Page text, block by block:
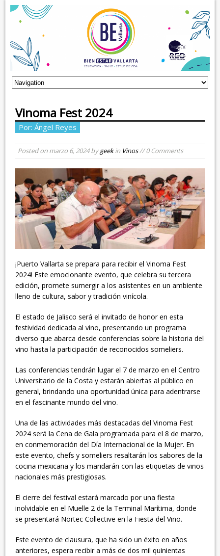
Vinoma Fest 2024
Por: Ángel Reyes
Posted on marzo 6, 2024bygeekin Vinos// 0 Comments
¡Puerto Vallarta se prepara para recibir el Vinoma Fest
2024! Este emocionante evento, que celebra su tercera
edición, promete sumergir a los asistentes en un ambiente
lleno de cultura, sabor y tradición vinícola.
El estado de Jalisco será el invitado de honor en esta
festividad dedicada al vino, presentando un programa
diverso que abarca desde conferencias sobre la historia del
vino hasta la participación de reconocidos someliers.
Las conferencias tendrán lugar el 7 de marzo en el Centro
Universitario de la Costa y estarán abiertas al público en
general, brindando una oportunidad única para adentrarse
en el fascinante mundo del vino.
Una de las actividades más destacadas del Vinoma Fest
2024 será la Cena de Gala programada para el 8 de marzo,
en conmemoración del Día Internacional de la Mujer. En
este evento, chefs y someliers resaltarán los sabores de la
cocina mexicana y los maridarán con las etiquetas de vinos
nacionales más prestigiosas.
El cierre del festival estará marcado por una fiesta
inolvidable en el Muelle 2 de la Terminal Marítima, donde
se presentará Nortec Collective en la Fiesta del Vino.
Este evento de clausura, que ha sido un éxito en años
anteriores, espera recibir a más de dos mil quinientas